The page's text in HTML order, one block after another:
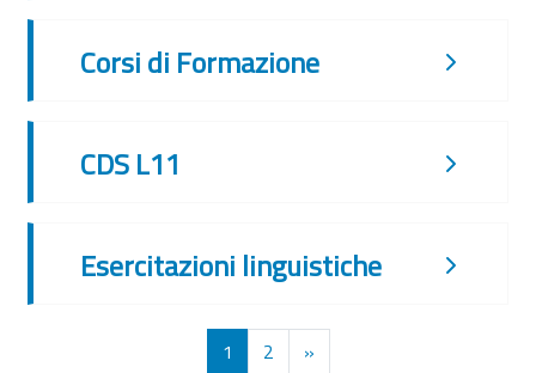
Corsi di Formazione
CDS L11
Esercitazioni linguistiche
1 Pagina 1
2 Pagina 2
»Pagina successiva